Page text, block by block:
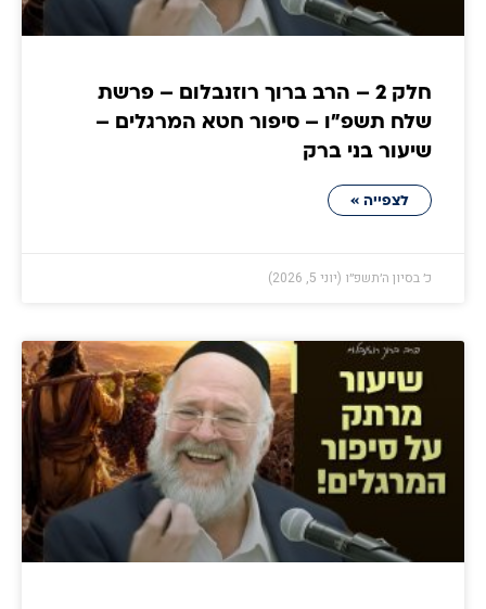
חלק 2 – הרב ברוך רוזנבלום – פרשת
שלח תשפ״ו – סיפור חטא המרגלים –
שיעור בני ברק
לצפייה »
כ׳ בסיון ה׳תשפ״ו (יוני 5, 2026)